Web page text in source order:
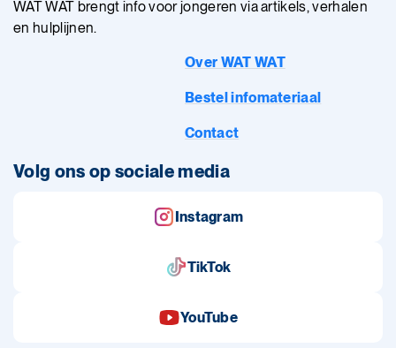
WAT WAT brengt info voor jongeren via artikels, verhalen
en hulplijnen.
Over WAT WAT
Bestel infomateriaal
Contact
Volg ons op sociale media
Instagram
TikTok
YouTube